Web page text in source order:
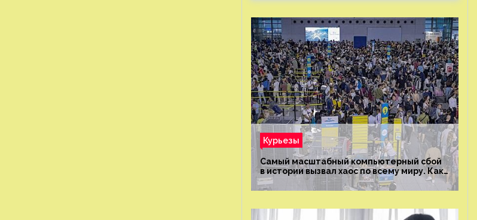
Курьезы
Самый масштабный компьютерный сбой
в истории вызвал хаос по всему миру. Как
это было?